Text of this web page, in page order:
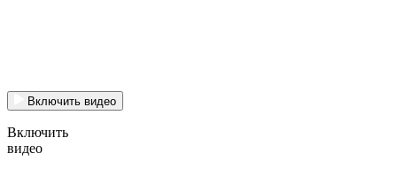
Включить видео
Включить
видео